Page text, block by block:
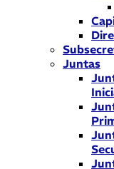
Juntas